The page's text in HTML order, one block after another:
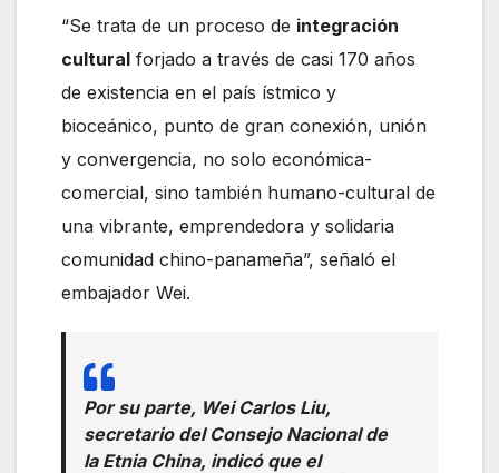
“Se trata de un proceso de integración
cultural forjado a través de casi 170 años
de existencia en el país ístmico y
bioceánico, punto de gran conexión, unión
y convergencia, no solo económica-
comercial, sino también humano-cultural de
una vibrante, emprendedora y solidaria
comunidad chino-panameña”, señaló el
embajador Wei.
Por su parte, Wei Carlos Liu,
secretario del Consejo Nacional de
la Etnia China, indicó que el